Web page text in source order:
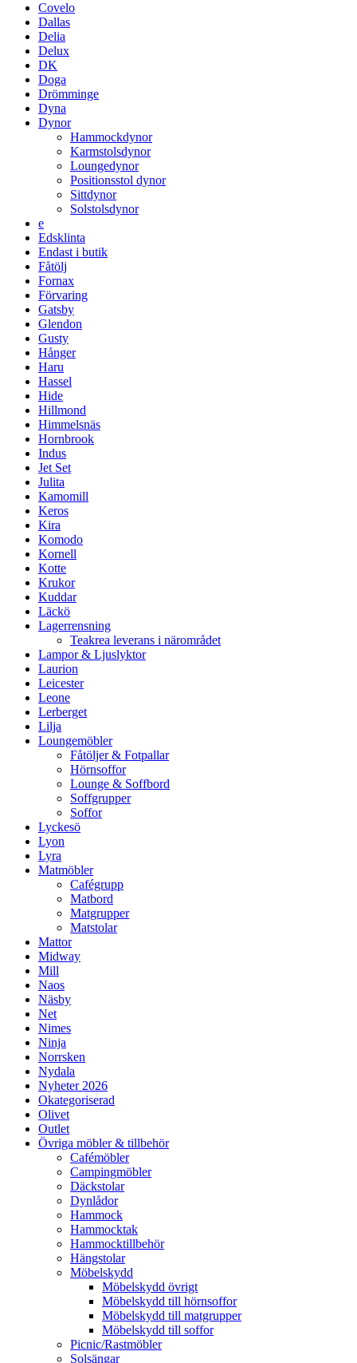
Covelo
Dallas
Delia
Delux
DK
Doga
Drömminge
Dyna
Dynor
Hammockdynor
Karmstolsdynor
Loungedynor
Positionsstol dynor
Sittdynor
Solstolsdynor
e
Edsklinta
Endast i butik
Fåtölj
Fornax
Förvaring
Gatsby
Glendon
Gusty
Hånger
Haru
Hassel
Hide
Hillmond
Himmelsnäs
Hornbrook
Indus
Jet Set
Julita
Kamomill
Keros
Kira
Komodo
Kornell
Kotte
Krukor
Kuddar
Läckö
Lagerrensning
Teakrea leverans i närområdet
Lampor & Ljuslyktor
Laurion
Leicester
Leone
Lerberget
Lilja
Loungemöbler
Fåtöljer & Fotpallar
Hörnsoffor
Lounge & Soffbord
Soffgrupper
Soffor
Lyckesö
Lyon
Lyra
Matmöbler
Cafégrupp
Matbord
Matgrupper
Matstolar
Mattor
Midway
Mill
Naos
Näsby
Net
Nimes
Ninja
Norrsken
Nydala
Nyheter 2026
Okategoriserad
Olivet
Outlet
Övriga möbler & tillbehör
Cafémöbler
Campingmöbler
Däckstolar
Dynlådor
Hammock
Hammocktak
Hammocktillbehör
Hängstolar
Möbelskydd
Möbelskydd övrigt
Möbelskydd till hörnsoffor
Möbelskydd till matgrupper
Möbelskydd till soffor
Picnic/Rastmöbler
Solsängar